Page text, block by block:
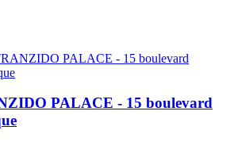
PALACE - 15 boulevard